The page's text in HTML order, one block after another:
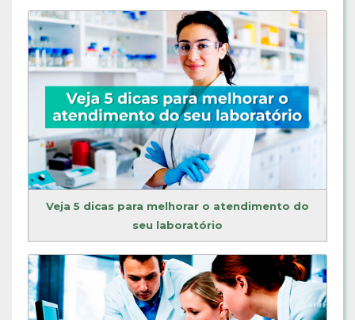
Veja 5 dicas para melhorar o atendimento do
seu laboratório